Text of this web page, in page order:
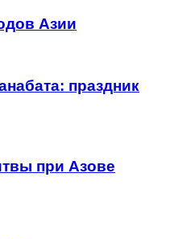
Азии
праздник
при Азове